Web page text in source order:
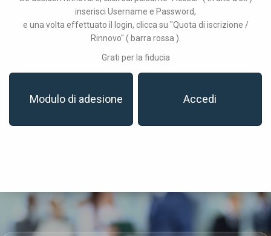
inserisci Username e Password,
e una volta effettuato il login, clicca su "Quota di iscrizione /
Rinnovo" ( barra rossa ).
Grati per la fiducia
Modulo di adesione Accedi